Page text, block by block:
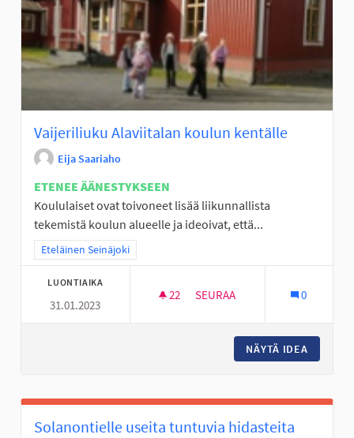
Vaijeriliuku Alaviitalan koulun kentälle
Eija Saariaho
ETENEE ÄÄNESTYKSEEN
Koululaiset ovat toivoneet lisää liikunnallista
tekemistä koulun alueelle ja ideoivat, että...
Rajaa tulokset teeman mukaan: Eteläinen Seinäjoki
Eteläinen Seinäjoki
LUONTIAIKA
31.01.2023
22 22 SEURAAJAA
SEURAA 0
NÄYTÄ IDEA
Solanontielle useita tuntuvia hidasteita